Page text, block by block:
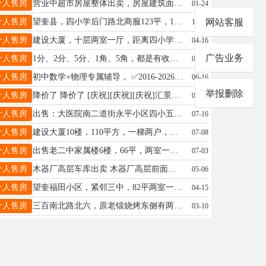
人售房 营业中超市房屋整体出卖，房屋建筑面积400平米，手续齐全，可过户可贷款，位置好客源稳定，接手稳赚钱，急卖价格低，有意者价格面议，地址南五道街东绥望路口，电话13845558994。 01-24
人售房 望奎县，四小学后门路北商服123平，120平， 180平，可单独、可整体购买，能打通。 现在出租中，带租金出售，价格优惠， 10多年回本，自用投资的好地段。13298758555 11-03
人售房 建设大厦，十层两室一厅，距离四小学五中都非常近，精装修，联系电话，15545537399 04-16
人售房 1分、2分、5分、1角、5角，都是有收藏价值的硬币，有喜欢收藏的朋友可以联系我13101559911（微信） 06-21
人售房 初中数学+物理专属辅导， ✅2016-2026多年教学经验 ✅ 覆盖初一至初四全阶段 ✅小班教学/一对一/一对二 电话13836426563（微信同步） 06-16
人售房 降价了 降价了 [庆祝][庆祝][庆祝]汇景阁 三楼 67平 两室一厅 电话18245535155 ​ 13298759954 06-21
人售房 出售：大医院南二道街永平小区四小五中学区房，2室一厅带半地下室（两层各68平米），总价18.8万。 电话：15344655698 非诚勿扰！！！ 07-16
人售房 建设大厦10楼，110平方，一梯两户，南北通透。黄金楼层，适合学区房，适合养老，适合居住，交通便利，周边有四小学，五中、六中，医院。产权清晰，拎包入住，电话：16645576008 07-08
人售房 出售老二中家属楼6楼，66平，两室一厅，室内采光好，无遮挡，是一小六中求学者首选，价格8万可议，电话15146531759 07-03
人售房 木器厂高层车库出卖 木器厂高层前面车库出卖，25平方，有取暖，举架3.4米，可上下放两台车，16.8万。电话13845549442 05-06
人售房 望奎福田小区，紧邻三中，82平两室一厅，三楼步梯，不把山，价格20.6万可小议，楼下还有车库23平也出卖。电话13945513431 04-15
人售房 三百南北路北六，原老镭烧烤东侧有两间全砖平房出租出卖。电话：13763789017 15245511180 03-10
网站客服
广告业务
举报删除